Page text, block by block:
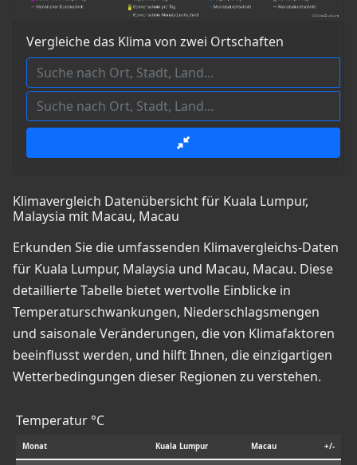
Vergleiche das Klima von zwei Ortschaften
Klimavergleich Datenübersicht für Kuala Lumpur,
Malaysia mit Macau, Macau
Erkunden Sie die umfassenden Klimavergleichs-Daten
für Kuala Lumpur, Malaysia und Macau, Macau. Diese
detaillierte Tabelle bietet wertvolle Einblicke in
Temperaturschwankungen, Niederschlagsmengen
und saisonale Veränderungen, die von Klimafaktoren
beeinflusst werden, und hilft Ihnen, die einzigartigen
Wetterbedingungen dieser Regionen zu verstehen.
Temperatur °C
Monat Kuala Lumpur Macau +/-